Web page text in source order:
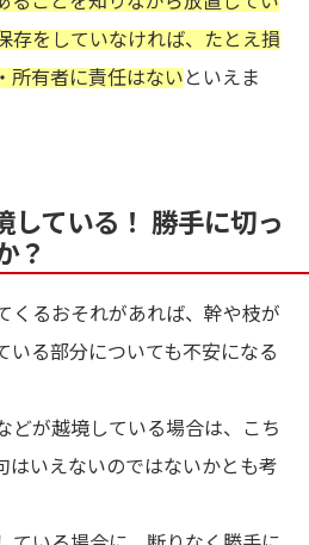
存をしていなければ、たとえ損
所有者に責任はないといえま
している！ 勝手に切っ
？
くるおそれがあれば、幹や枝が
いる部分についても不安になる
どが越境している場合は、こち
はいえないのではないかとも考